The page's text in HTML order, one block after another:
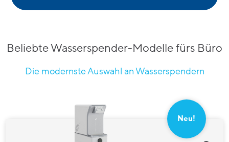
Beliebte Wasserspender-Modelle fürs Büro
Die modernste Auswahl an Wasserspendern
Neu!